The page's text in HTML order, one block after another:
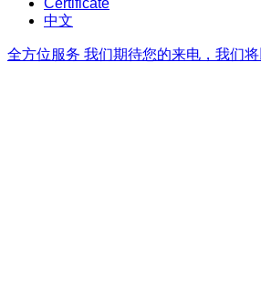
Certificate
中文
全方位服务 我们期待您的来电，我们